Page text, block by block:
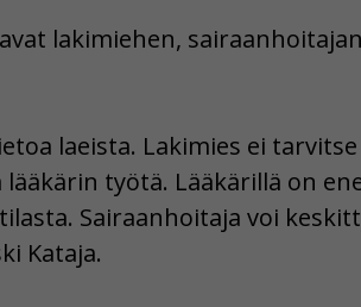
lakimiehen,
laeista. Lakimies ei
työtä. Lääkärillä on
Sairaanhoitaja voi
Kataja.